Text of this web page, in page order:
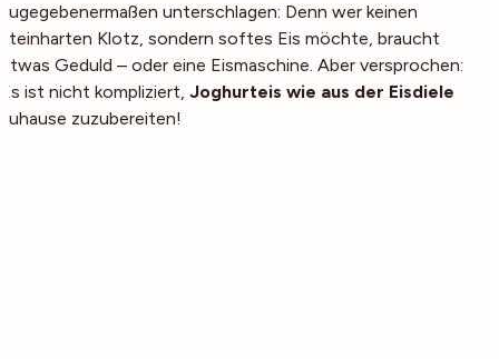
zugegebenermaßen unterschlagen: Denn wer keinen
steinharten Klotz, sondern softes Eis möchte, braucht
etwas Geduld – oder eine Eismaschine. Aber versprochen:
Es ist nicht kompliziert, Joghurteis wie aus der Eisdiele
zuhause zuzubereiten!